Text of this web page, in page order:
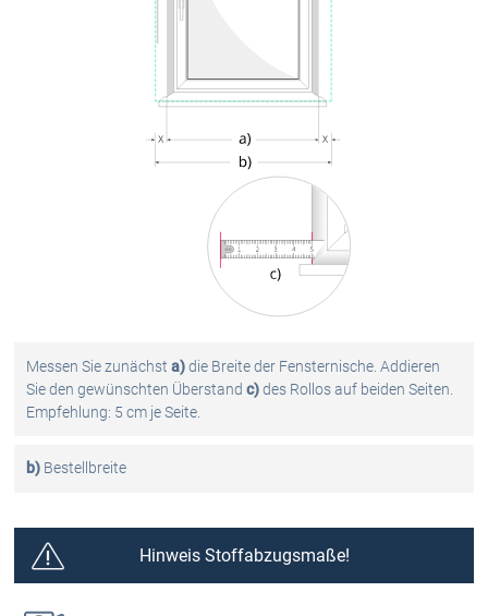
Messen Sie zunächsta)die Breite der Fensternische. Addieren
Sie den gewünschten Überstandc)des Rollos auf beiden Seiten.
Empfehlung: 5 cm je Seite.
b) Bestellbreite
Hinweis Stoffabzugsmaße!